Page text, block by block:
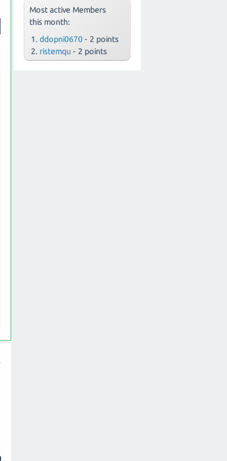
Most active Members
this month:
ddopni0670 - 2 points
ristemqu - 2 points